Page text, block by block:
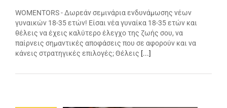
WOMENTORS - Δωρεάν σεμινάρια ενδυνάμωσης νέων
γυναικών 18-35 ετών! Είσαι νέα γυναίκα 18-35 ετών και
θέλεις να έχεις καλύτερο έλεγχο της ζωής σου, να
παίρνεις σημαντικές αποφάσεις που σε αφορούν και να
κάνεις στρατηγικές επιλογές; Θέλεις [...]